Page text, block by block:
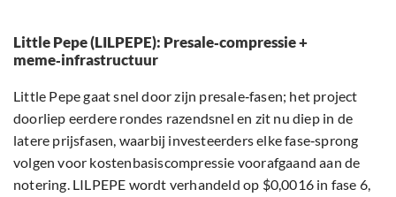
Little Pepe (LILPEPE): Presale‑compressie +
meme‑infrastructuur
Little Pepe gaat snel door zijn presale‑fasen; het project
doorliep eerdere rondes razendsnel en zit nu diep in de
latere prijsfasen, waarbij investeerders elke fase‑sprong
volgen voor kostenbasiscompressie voorafgaand aan de
notering. LILPEPE wordt verhandeld op $0,0016 in fase 6,